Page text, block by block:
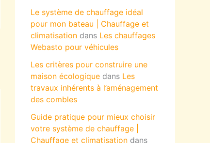
Le système de chauffage idéal
pour mon bateau | Chauffage et
climatisation dans Les chauffages
Webasto pour véhicules
Les critères pour construire une
maison écologique dans Les
travaux inhérents à l’aménagement
des combles
Guide pratique pour mieux choisir
votre système de chauffage |
Chauffage et climatisation dans